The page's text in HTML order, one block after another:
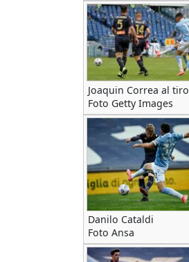
Joaquin Correa al tiro
Foto Getty Images
Danilo Cataldi
Foto Ansa